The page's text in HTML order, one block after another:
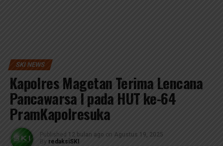
SKI NEWS
Kapolres Magetan Terima Lencana
Pancawarsa I pada HUT ke-64
PramKapolresuka
Published 12 bulan ago on Agustus 19, 2025
By redaksiSKI